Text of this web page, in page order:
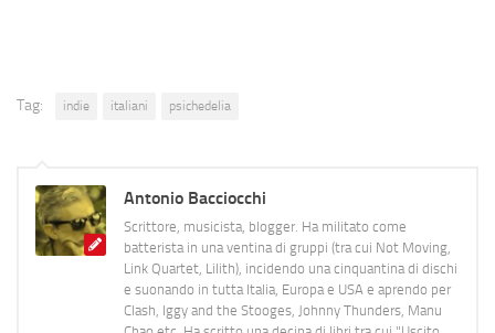
Tag: indie italiani psichedelia
Antonio Bacciocchi
Scrittore, musicista, blogger. Ha militato come
batterista in una ventina di gruppi (tra cui Not Moving,
Link Quartet, Lilith), incidendo una cinquantina di dischi
e suonando in tutta Italia, Europa e USA e aprendo per
Clash, Iggy and the Stooges, Johnny Thunders, Manu